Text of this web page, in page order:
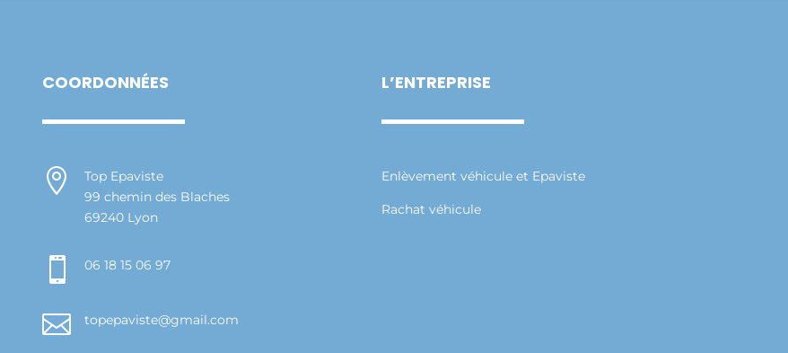
COORDONNÉES

Top Epaviste
99 chemin des Blaches
69240 Lyon
 06 18 15 06 97
 topepaviste@gmail.com
L’ENTREPRISE
Enlèvement véhicule et Epaviste
Rachat véhicule